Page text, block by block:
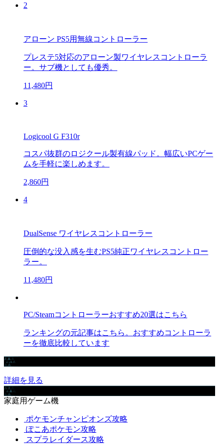
2
アローン PS5用無線コントローラー
プレステ5対応のアローン製ワイヤレスコントローラ
ー。サブ機としても優秀。
11,480円
3
Logicool G F310r
コスパ抜群のロジクール製有線パッド。幅広いPCゲー
ムを手軽に楽しめます。
2,860円
4
DualSense ワイヤレスコントローラー
圧倒的な没入感を生むPS5純正ワイヤレスコントロー
ラー。
11,480円
PC/Steamコントローラーおすすめ20選はこちら
ランキングの元記事はこちら。おすすめコントローラ
ーを徹底比較しています
Amazonで買えるおすすめゲーミングデバイスまとめ【ad】
詳細を見る
攻略取扱いゲーム
家庭用ゲーム機
ポケモンチャンピオンズ攻略
ぽこあポケモン攻略
スプラレイダース攻略